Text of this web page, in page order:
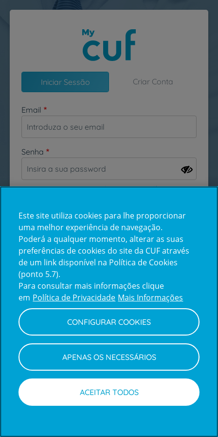
Passar para o conteúdo principal
Iniciar Sessão Criar Conta
Email
Senha
Esqueceu-se da sua password?
Inicie sessão com a Apple
Centro de Apoio ao Cliente | Política de Privacidade e Cookies
Este site utiliza cookies para lhe proporcionar
uma melhor experiência de navegação.
Poderá a qualquer momento, alterar as suas
preferências de cookies do site da CUF através
de um link disponível na Política de Cookies
(ponto 5.7).
Para consultar mais informações clique
em Política de Privacidade Mais Informações
CONFIGURAR COOKIES
APENAS OS NECESSÁRIOS
ACEITAR TODOS